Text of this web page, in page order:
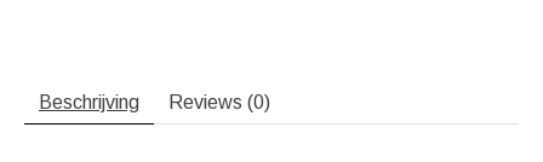
Beschrijving Reviews (0)